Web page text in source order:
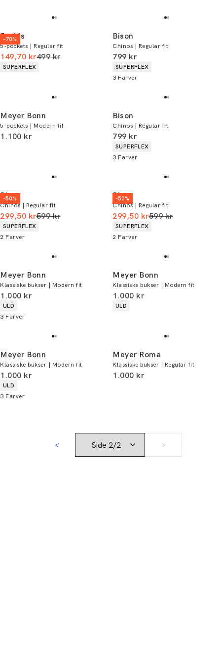
-70%
Jack's
5-pockets | Regular fit
149,70 krI alt (uden rabat)
499 kr
Produkt egenskaber
SUPERFLEX
Bison
Chinos | Regular fit
I alt (inkl. rabat)
799 kr
Produkt egenskaber
SUPERFLEX
3 Farver
Meyer Bonn
5-pockets | Modern fit
I alt (inkl. rabat)
1.100 kr
Bison
Chinos | Regular fit
I alt (inkl. rabat)
799 kr
Produkt egenskaber
SUPERFLEX
3 Farver
-50%
Bison
Chinos | Regular fit
299,50 krI alt (uden rabat)
599 kr
Produkt egenskaber
SUPERFLEX
2 Farver
-50%
Bison
Chinos | Regular fit
299,50 krI alt (uden rabat)
599 kr
Produkt egenskaber
SUPERFLEX
2 Farver
Meyer Bonn
Klassiske bukser | Modern fit
I alt (inkl. rabat)
1.000 kr
Produkt egenskaber
ULD
3 Farver
Meyer Bonn
Klassiske bukser | Modern fit
I alt (inkl. rabat)
1.000 kr
Produkt egenskaber
ULD
Meyer Bonn
Klassiske bukser | Modern fit
I alt (inkl. rabat)
1.000 kr
Produkt egenskaber
ULD
3 Farver
Meyer Roma
Klassiske bukser | Regular fit
I alt (inkl. rabat)
1.000 kr